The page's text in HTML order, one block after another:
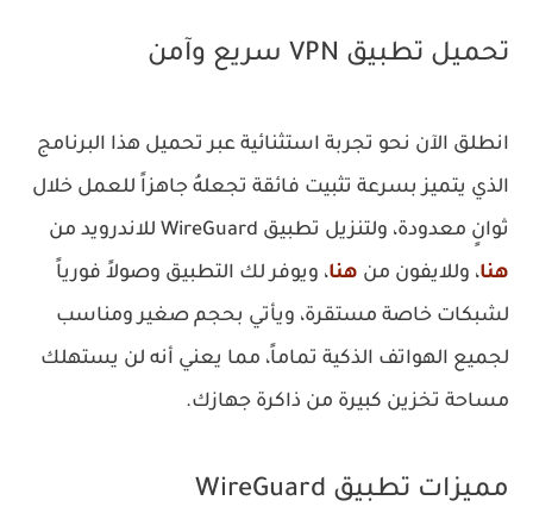
تحميل تطبيق VPN سريع وآمن
انطلق الآن نحو تجربة استثنائية عبر تحميل هذا البرنامج
الذي يتميز بسرعة تثبيت فائقة تجعلهُ جاهزاً للعمل خلال
ثوانٍ معدودة، ولتنزيل تطبيق WireGuard للاندرويد من
هنا، وللايفون من هنا، ويوفر لك التطبيق وصولاً فورياً
لشبكات خاصة مستقرة، ويأتي بحجم صغير ومناسب
لجميع الهواتف الذكية تماماً، مما يعني أنه لن يستهلك
مساحة تخزين كبيرة من ذاكرة جهازك.
مميزات تطبيق WireGuard